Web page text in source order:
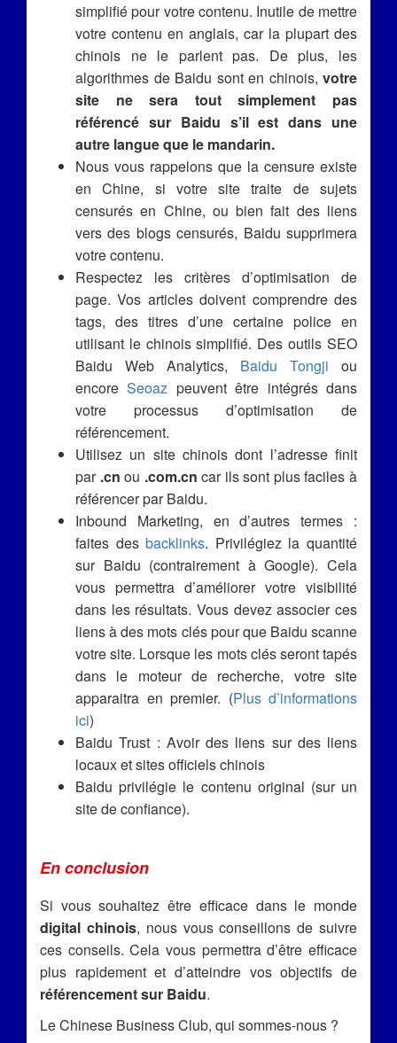
simplifié pour votre contenu. Inutile de mettre
votre contenu en anglais, car la plupart des
chinois ne le parlent pas. De plus, les
algorithmes de Baidu sont en chinois, votre
site ne sera tout simplement pas
référencé sur Baidu s’il est dans une
autre langue que le mandarin.
Nous vous rappelons que la censure existe
en Chine, si votre site traite de sujets
censurés en Chine, ou bien fait des liens
vers des blogs censurés, Baidu supprimera
votre contenu.
Respectez les critères d’optimisation de
page. Vos articles doivent comprendre des
tags, des titres d’une certaine police en
utilisant le chinois simplifié. Des outils SEO
Baidu Web Analytics, Baidu Tongji ou
encoreSeoaz peuvent être intégrés dans
votre processus d’optimisation de
référencement.
Utilisez un site chinois dont l’adresse finit
par .cn ou .com.cn car ils sont plus faciles à
référencer par Baidu.
Inbound Marketing, en d’autres termes :
faites desbacklinks. Privilégiez la quantité
sur Baidu (contrairement à Google). Cela
vous permettra d’améliorer votre visibilité
dans les résultats. Vous devez associer ces
liens à des mots clés pour que Baidu scanne
votre site. Lorsque les mots clés seront tapés
dans le moteur de recherche, votre site
apparaitra en premier. (Plus d’informations
ici)
Baidu Trust : Avoir des liens sur des liens
locaux et sites officiels chinois
Baidu privilégie le contenu original (sur un
site de confiance).
En conclusion
Si vous souhaitez être efficace dans le monde
digital chinois, nous vous conseillons de suivre
ces conseils. Cela vous permettra d’être efficace
plus rapidement et d’atteindre vos objectifs de
référencement sur Baidu.
Le Chinese Business Club, qui sommes-nous ?